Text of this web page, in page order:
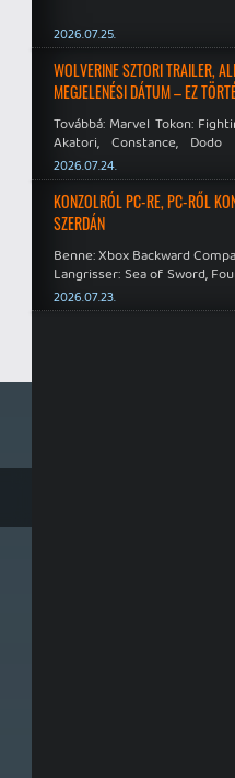
2026.07.25.
WOLVERINE SZTORI TRAILER,
MEGJELENÉSI DÁTUM – EZ
Továbbá: Marvel Tokon:
Akatori, Constance, Dodo
Sombras: Negative Frames.
2026.07.24.
KONZOLRÓL PC-RE, PC-RŐL
SZERDÁN
Benne: Xbox Backward
Langrisser: Sea of Sword,
Point Hospital: Full Health
2026.07.23.